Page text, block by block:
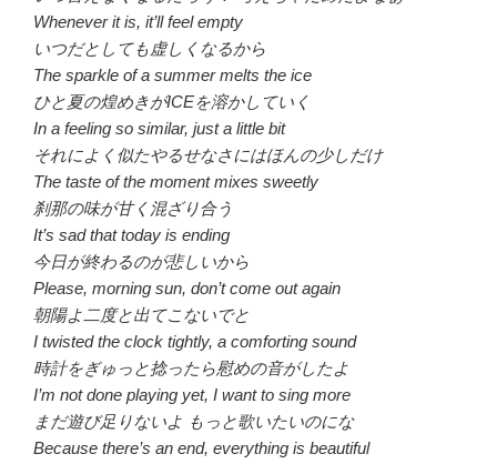
Whenever it is, it’ll feel empty
いつだとしても虚しくなるから
The sparkle of a summer melts the ice
ひと夏の煌めきがICEを溶かしていく
In a feeling so similar, just a little bit
それによく似たやるせなさにはほんの少しだけ
The taste of the moment mixes sweetly
刹那の味が甘く混ざり合う
It’s sad that today is ending
今日が終わるのが悲しいから
Please, morning sun, don’t come out again
朝陽よ二度と出てこないでと
I twisted the clock tightly, a comforting sound
時計をぎゅっと捻ったら慰めの音がしたよ
I’m not done playing yet, I want to sing more
まだ遊び足りないよ もっと歌いたいのにな
Because there’s an end, everything is beautiful